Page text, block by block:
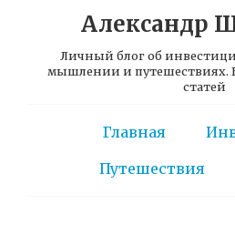
Александр
Личный блог об
мышлении и путешествиях.
статей
Главная
Путешествия